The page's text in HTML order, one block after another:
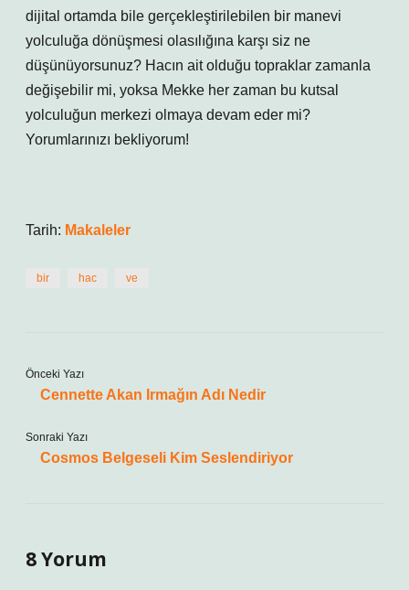
dijital ortamda bile gerçekleştirilebilen bir manevi
yolculuğa dönüşmesi olasılığına karşı siz ne
düşünüyorsunuz? Hacın ait olduğu topraklar zamanla
değişebilir mi, yoksa Mekke her zaman bu kutsal
yolculuğun merkezi olmaya devam eder mi?
Yorumlarınızı bekliyorum!
Tarih: Makaleler
bir hac ve
Önceki Yazı
Cennette Akan Irmağın Adı Nedir
Sonraki Yazı
Cosmos Belgeseli Kim Seslendiriyor
8 Yorum